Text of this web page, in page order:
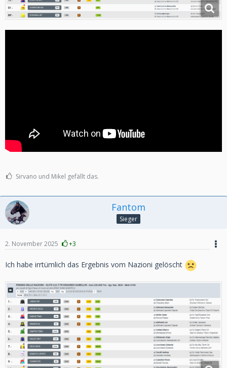
Sirvano und Mikel gefällt das.
Fantom
Sieger
2. November 2025 +3
Ich habe irrtümlich das Ergebnis vom Nazioni gelöscht